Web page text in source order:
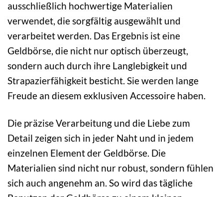
ausschließlich hochwertige Materialien
verwendet, die sorgfältig ausgewählt und
verarbeitet werden. Das Ergebnis ist eine
Geldbörse, die nicht nur optisch überzeugt,
sondern auch durch ihre Langlebigkeit und
Strapazierfähigkeit besticht. Sie werden lange
Freude an diesem exklusiven Accessoire haben.
Die präzise Verarbeitung und die Liebe zum
Detail zeigen sich in jeder Naht und in jedem
einzelnen Element der Geldbörse. Die
Materialien sind nicht nur robust, sondern fühlen
sich auch angenehm an. So wird das tägliche